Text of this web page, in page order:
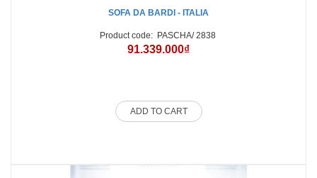
SOFA DA BARDI - ITALIA
Product code: PASCHA/ 2838
91.339.000₫
ADD TO CART